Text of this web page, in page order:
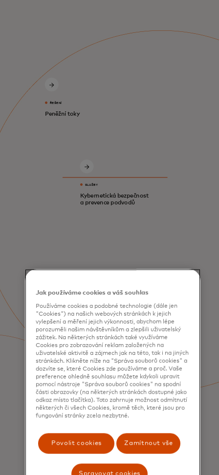
ŘEŠENÍ
Peněžní toky
SLUŽBY
Kybernetická bezpečnost
a prevence podvodů
Získávání a zapojení
Jak používáme cookies a váš souhlas
Používáme cookies a podobné technologie (dále jen
"Cookies") na našich webových stránkách k jejich
vylepšení a měření jejich výkonnosti, abychom lépe
porozuměli našim návštěvníkům a zlepšili uživatelský
zážitek. Na některých stránkách také využíváme
Cookies pro zobrazování reklam založených na
uživatelské aktivitě a zájmech jak na této, tak i na jiných
stránkách. Klikněte níže na "Správa souborů cookies" a
dozvíte se, které Cookies zde používáme a proč. Vaše
preference ohledně souhlasu můžete kdykoli upravit
pomocí nástroje "Správa souborů cookies" na spodní
části obrazovky (na některých stránkách dostupné jako
odkaz místo tlačítka). Toto zahrnuje možnost odmítnutí
některých či všech Cookies, kromě těch, které jsou pro
fungování stránky zcela nezbytné.
Povolit cookies Zamítnout vše
Spravovat cookies